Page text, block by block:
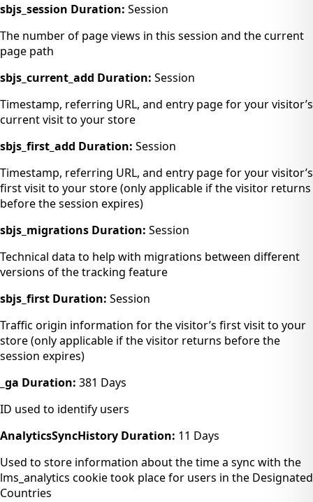
sbjs_session Duration: Session
The number of page views in this session and the current
page path
sbjs_current_add Duration: Session
Timestamp, referring URL, and entry page for your visitor’s
current visit to your store
sbjs_first_add Duration: Session
Timestamp, referring URL, and entry page for your visitor’s
first visit to your store (only applicable if the visitor returns
before the session expires)
sbjs_migrations Duration: Session
Technical data to help with migrations between different
versions of the tracking feature
sbjs_first Duration: Session
Traffic origin information for the visitor’s first visit to your
store (only applicable if the visitor returns before the
session expires)
_ga Duration: 381 Days
ID used to identify users
AnalyticsSyncHistory Duration: 11 Days
Used to store information about the time a sync with the
lms_analytics cookie took place for users in the Designated
Countries